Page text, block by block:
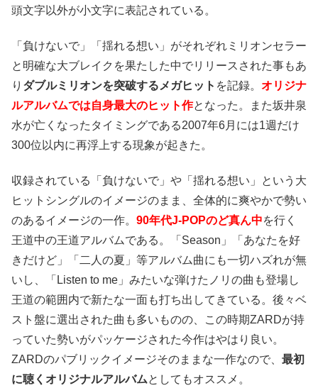
頭文字以外が小文字に表記されている。
「負けないで」「揺れる想い」がそれぞれミリオンセラー
と明確な大ブレイクを果たした中でリリースされた事もあ
り ダブルミリオンを突破するメガヒット を記録。 オリジナ
ルアルバムでは自身最大のヒット作となった。また坂井泉
水が亡くなったタイミングである2007年6月には1週だけ
300位以内に再浮上する現象が起きた。
収録されている「負けないで」や「揺れる想い」という大
ヒットシングルのイメージのまま、全体的に爽やかで勢い
のあるイメージの一作。 90年代J-POPのど真ん中を行く
王道中の王道アルバムである。「Season」「あなたを好
きだけど」「二人の夏」等アルバム曲にも一切ハズれが無
いし、「Listen to me」みたいな弾けたノリの曲も登場し
王道の範囲内で新たな一面も打ち出してきている。後々ベ
スト盤に選出された曲も多いものの、この時期ZARDが持
っていた勢いがパッケージされた今作はやはり良い。
ZARDのパブリックイメージそのままな一作なので、 最初
に聴くオリジナルアルバムとしてもオススメ。